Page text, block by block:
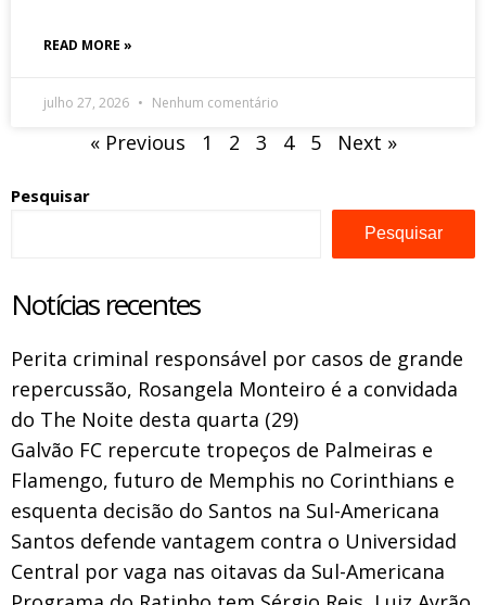
READ MORE »
julho 27, 2026 Nenhum comentário
« Previous 1 2 3 4 5 Next »
Pesquisar
Pesquisar
Notícias recentes
Perita criminal responsável por casos de grande
repercussão, Rosangela Monteiro é a convidada
do The Noite desta quarta (29)
Galvão FC repercute tropeços de Palmeiras e
Flamengo, futuro de Memphis no Corinthians e
esquenta decisão do Santos na Sul-Americana
Santos defende vantagem contra o Universidad
Central por vaga nas oitavas da Sul-Americana